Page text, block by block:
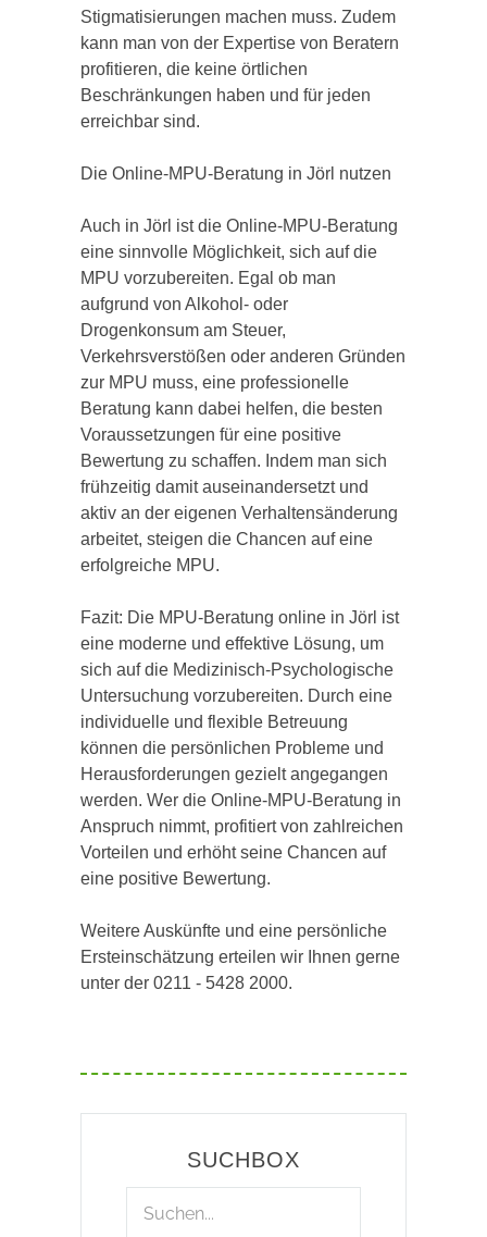
Stigmatisierungen machen muss. Zudem
kann man von der Expertise von Beratern
profitieren, die keine örtlichen
Beschränkungen haben und für jeden
erreichbar sind.
Die Online-MPU-Beratung in Jörl nutzen
Auch in Jörl ist die Online-MPU-Beratung
eine sinnvolle Möglichkeit, sich auf die
MPU vorzubereiten. Egal ob man
aufgrund von Alkohol- oder
Drogenkonsum am Steuer,
Verkehrsverstößen oder anderen Gründen
zur MPU muss, eine professionelle
Beratung kann dabei helfen, die besten
Voraussetzungen für eine positive
Bewertung zu schaffen. Indem man sich
frühzeitig damit auseinandersetzt und
aktiv an der eigenen Verhaltensänderung
arbeitet, steigen die Chancen auf eine
erfolgreiche MPU.
Fazit: Die MPU-Beratung online in Jörl ist
eine moderne und effektive Lösung, um
sich auf die Medizinisch-Psychologische
Untersuchung vorzubereiten. Durch eine
individuelle und flexible Betreuung
können die persönlichen Probleme und
Herausforderungen gezielt angegangen
werden. Wer die Online-MPU-Beratung in
Anspruch nimmt, profitiert von zahlreichen
Vorteilen und erhöht seine Chancen auf
eine positive Bewertung.
Weitere Auskünfte und eine persönliche
Ersteinschätzung erteilen wir Ihnen gerne
unter der 0211 - 5428 2000.
SUCHBOX